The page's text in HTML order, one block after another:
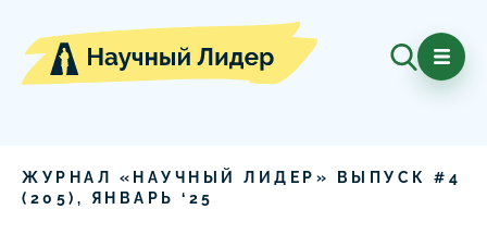
ЖУРНАЛ «НАУЧНЫЙ ЛИДЕР» ВЫПУСК # 4
( 205), ЯНВАРЬ ‘ 25